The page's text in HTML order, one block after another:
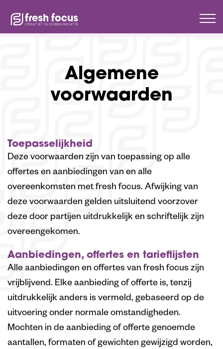
HOME ALGEMENE VOORWAARDEN
Algemene
voorwaarden
Toepasselijkheid
Deze voorwaarden zijn van toepassing op alle
offertes en aanbiedingen van en alle
overeenkomsten met fresh focus. Afwijking van
deze voorwaarden gelden uitsluitend voorzover
deze door partijen uitdrukkelijk en schriftelijk zijn
overeengekomen.
Aanbiedingen, offertes en tarieflijsten
Alle aanbiedingen en offertes van fresh focus zijn
vrijblijvend. Elke aanbieding of offerte is, tenzij
uitdrukkelijk anders is vermeld, gebaseerd op de
uitvoering onder normale omstandigheden.
Mochten in de aanbieding of offerte genoemde
aantallen, formaten of gewichten gewijzigd worden,